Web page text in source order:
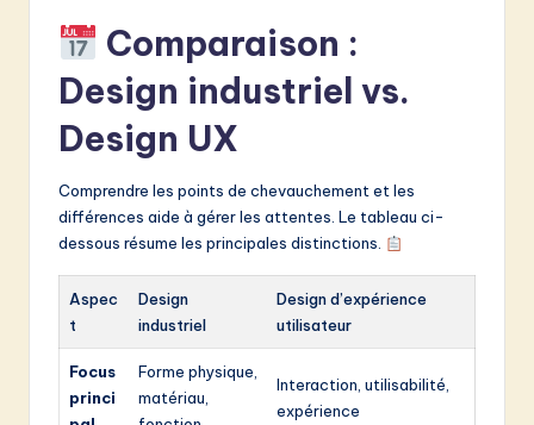
Comparaison :
Design industriel vs.
Design UX
Comprendre les points de chevauchement et les
différences aide à gérer les attentes. Le tableau ci-
dessous résume les principales distinctions.
Aspec
t
Design
industriel
Design d’expérience
utilisateur
Focus
princi
Forme physique,
matériau,
Interaction, utilisabilité,
expérience